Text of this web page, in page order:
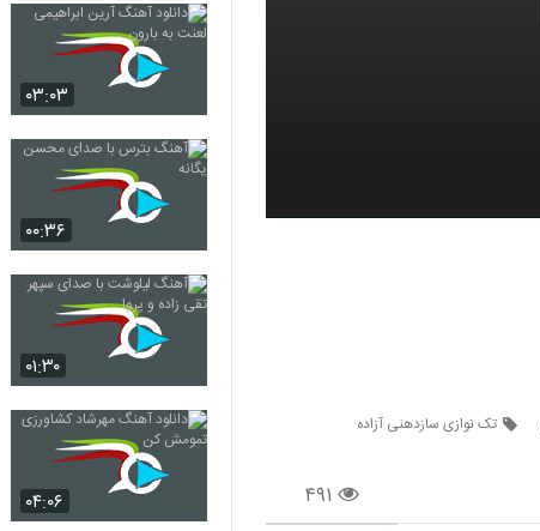
تک نوازی سازدهنی آزاده
۴۹۱
۰۳:۰۳
۰۰:۳۶
۰۱:۳۰
۰۴:۰۶